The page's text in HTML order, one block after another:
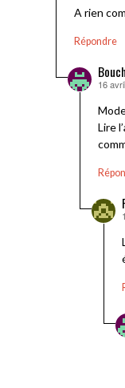
A rien
Répondre
dit :
16
Lire